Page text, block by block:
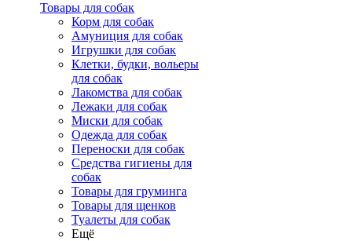
Товары для собак
Корм для собак
Амуниция для собак
Игрушки для собак
Клетки, будки, вольеры
для собак
Лакомства для собак
Лежаки для собак
Миски для собак
Одежда для собак
Переноски для собак
Средства гигиены для
собак
Товары для груминга
Товары для щенков
Туалеты для собак
Ещё